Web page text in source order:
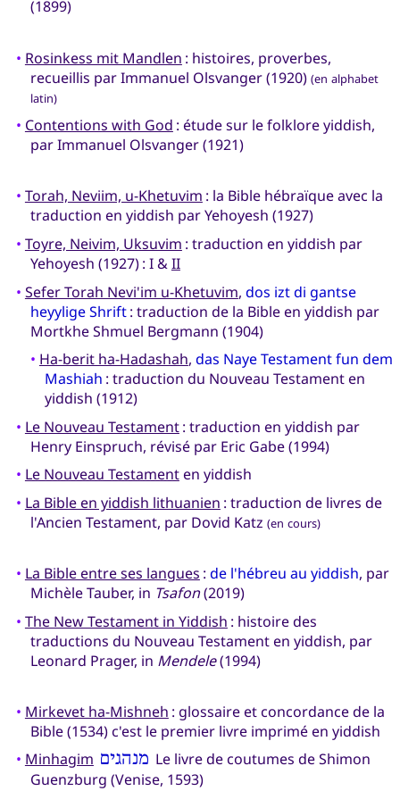
(1899)
• Rosinkess mit Mandlen : histoires, proverbes,
recueillis par Immanuel Olsvanger (1920) (en alphabet
latin)
• Contentions with God : étude sur le folklore yiddish,
par Immanuel Olsvanger (1921)
• Torah, Neviim, u-Khetuvim : la Bible hébraïque avec la
traduction en yiddish par Yehoyesh (1927)
• Toyre, Neivim, Uksuvim : traduction en yiddish par
Yehoyesh (1927) : I &II
• Sefer Torah Nevi'im u-Khetuvim, dos izt di gantse
heyylige Shrift: traduction de la Bible en yiddish par
Mortkhe Shmuel Bergmann (1904)
• Ha-berit ha-Hadashah, das Naye Testament fun dem
Mashiah : traduction du Nouveau Testament en
yiddish (1912)
• Le Nouveau Testament: traduction en yiddish par
Henry Einspruch, révisé par Eric Gabe (1994)
• Le Nouveau Testamenten yiddish
• La Bible en yiddish lithuanien : traduction de livres de
l'Ancien Testament, par Dovid Katz (en cours)
• La Bible entre ses langues : de l'hébreu au yiddish, par
Michèle Tauber, in Tsafon(2019)
• The New Testament in Yiddish : histoire des
traductions du Nouveau Testament en yiddish, par
Leonard Prager, in Mendele(1994)
• Mirkevet ha-Mishneh : glossaire et concordance de la
Bible (1534) c'est le premier livre imprimé en yiddish
• Minhagim מנהגים Le livre de coutumes de Shimon
Guenzburg (Venise, 1593)